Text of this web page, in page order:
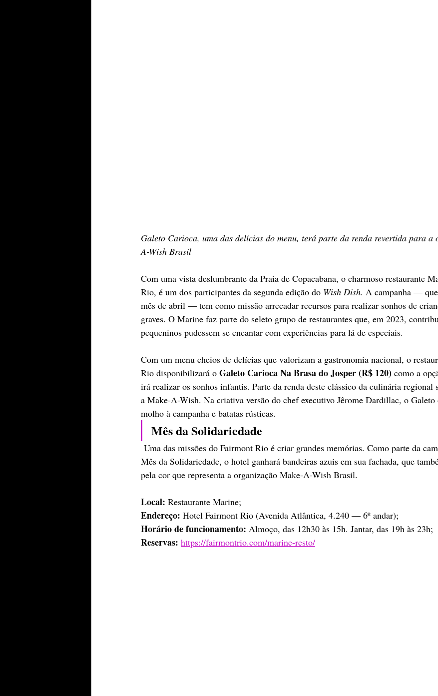
Galeto Carioca, uma das delícias do menu, terá parte da renda revertida para a
A-Wish Brasil
Com uma vista deslumbrante da Praia de Copacabana, o charmoso restaurante
Rio, é um dos participantes da segunda edição do Wish Dish. A campanha —
mês de abril — tem como missão arrecadar recursos para realizar sonhos de
graves. O Marine faz parte do seleto grupo de restaurantes que, em 2023,
pequeninos pudessem se encantar com experiências para lá de especiais.
Com um menu cheios de delícias que valorizam a gastronomia nacional, o
Rio disponibilizará o Galeto Carioca Na Brasa do Josper (R$ 120) como a
irá realizar os sonhos infantis. Parte da renda deste clássico da culinária regional
a Make-A-Wish. Na criativa versão do chef executivo Jêrome Dardillac, o Galeto
molho à campanha e batatas rústicas.
Mês da Solidariedade
Uma das missões do Fairmont Rio é criar grandes memórias. Como parte da
Mês da Solidariedade, o hotel ganhará bandeiras azuis em sua fachada, que
pela cor que representa a organização Make-A-Wish Brasil.
Local: Restaurante Marine;
Endereço: Hotel Fairmont Rio (Avenida Atlântica, 4.240 — 6º andar);
Horário de funcionamento: Almoço, das 12h30 às 15h. Jantar, das 19h às 23h;
Reservas: https://fairmontrio.com/marine-resto/